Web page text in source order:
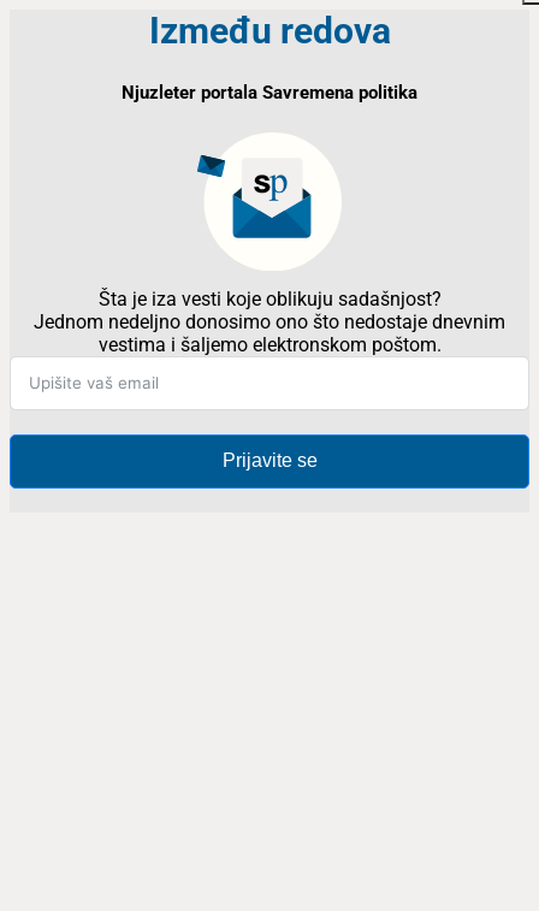
Između redova
Njuzleter portala Savremena politika
Šta je iza vesti koje oblikuju sadašnjost?
Jednom nedeljno donosimo ono što nedostaje dnevnim
vestima i šaljemo elektronskom poštom.
Prijavite se